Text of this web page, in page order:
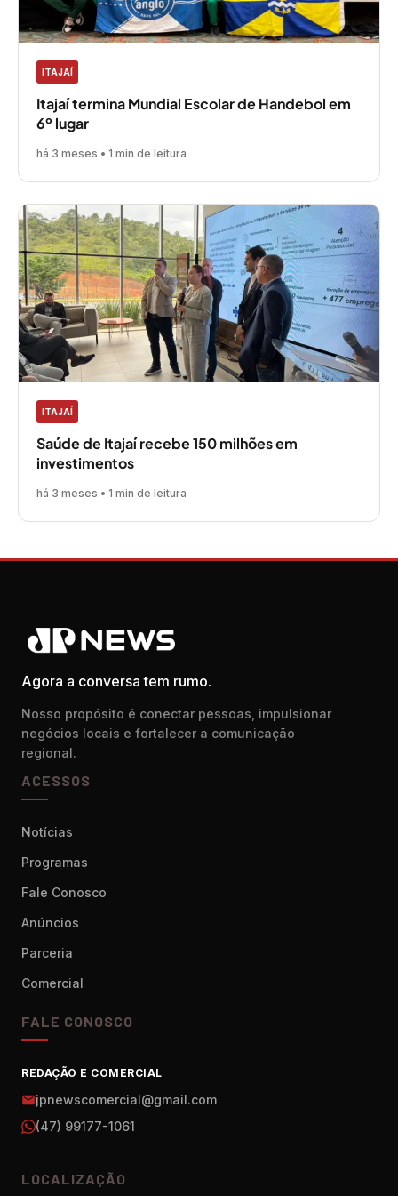
ITAJAÍ
Itajaí termina Mundial Escolar de Handebol em
6º lugar
há 3 meses • 1 min de leitura
ITAJAÍ
Saúde de Itajaí recebe 150 milhões em
investimentos
há 3 meses • 1 min de leitura
Agora a conversa tem rumo.
Nosso propósito é conectar pessoas, impulsionar
negócios locais e fortalecer a comunicação
regional.
ACESSOS
Notícias
Programas
Fale Conosco
Anúncios
Parceria
Comercial
FALE CONOSCO
REDAÇÃO E COMERCIAL
jpnewscomercial@gmail.com
(47) 99177-1061
LOCALIZAÇÃO